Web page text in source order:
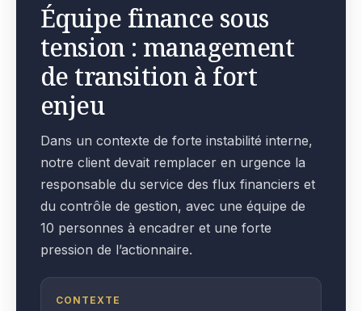
Équipe finance sous
tension : management
de transition à fort
enjeu
Dans un contexte de forte instabilité interne,
notre client devait remplacer en urgence la
responsable du service des flux financiers et
du contrôle de gestion, avec une équipe de
10 personnes à encadrer et une forte
pression de l’actionnaire.
CONTEXTE